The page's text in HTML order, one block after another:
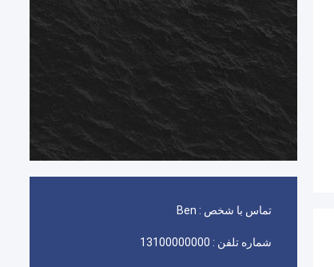
تماس با شخص : Ben
شماره تلفن : 13100000000